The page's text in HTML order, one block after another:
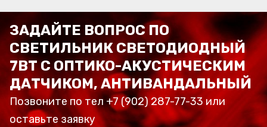
ЗАДАЙТЕ ВОПРОС ПО
СВЕТИЛЬНИК СВЕТОДИОДНЫЙ
7ВТ С ОПТИКО-АКУСТИЧЕСКИМ
ДАТЧИКОМ, АНТИВАНДАЛЬНЫЙ
Позвоните по тел +7 (902) 287-77-33 или
оставьте заявку